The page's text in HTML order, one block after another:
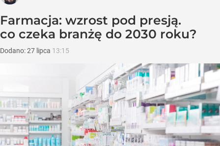
Farmacja: wzrost pod presją.
co czeka branżę do 2030 roku?
Dodano:27 lipca 13:15